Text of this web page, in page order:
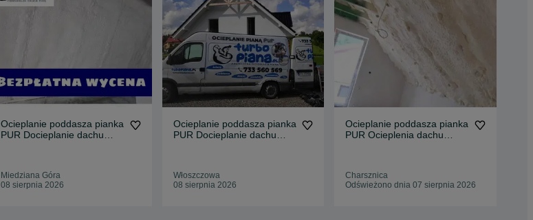
Ocieplanie poddasza pianka
PUR Docieplanie dachu
Miedziana Góra
08 sierpnia 2026
Ocieplanie poddasza pianka
PUR Docieplanie dachu
Włoszczowa
08 sierpnia 2026
Ocieplanie poddasza pianka
PUR Ocieplenia dachu
Charsznica
Odświeżono dnia 07 sierpnia 2026